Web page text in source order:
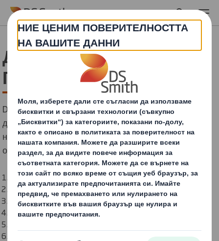
Skip to main content
Дружества на DS Smith
Група
DS Smith се отнася за DS Smith Limited, нейните
дъщерни дружества и филиали. Групата дружества
на DS Smith, използвани за маркетингови цели,
обхваща, включително:
DS Smith Limited
DS Smith Packaging Austria GmbH
DS Smith Packaging South East GmbH
DS Smith Packaging Belgium N.V.